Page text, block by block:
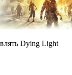
Dying Light